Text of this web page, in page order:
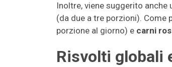
Inoltre, viene suggerito
(da due a tre porzioni). Come
porzione al giorno) e carni
Risvolti globali